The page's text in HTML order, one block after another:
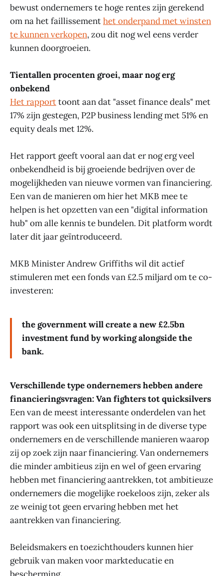
bewust ondernemers te hoge rentes zijn gerekend
om na het faillissementhet onderpand met winsten
te kunnen verkopen, zou dit nog wel eens verder
kunnen doorgroeien.
Tientallen procenten groei, maar nog erg
onbekend
Het rapporttoont aan dat "asset finance deals" met
17% zijn gestegen, P2P business lending met 51% en
equity deals met 12%.
Het rapport geeft vooral aan dat er nog erg veel
onbekendheid is bij groeiende bedrijven over de
mogelijkheden van nieuwe vormen van financiering.
Een van de manieren om hier het MKB mee te
helpen is het opzetten van een "digital information
hub" om alle kennis te bundelen. Dit platform wordt
later dit jaar geïntroduceerd.
MKB Minister Andrew Griffiths wil dit actief
stimuleren met een fonds van £2.5 miljard om te co-
investeren:
the government will create a new £2.5bn
investment fund by working alongside the
bank.
Verschillende type ondernemers hebben andere
financieringsvragen: Van fighters tot quicksilvers
Een van de meest interessante onderdelen van het
rapport was ook een uitsplitsing in de diverse type
ondernemers en de verschillende manieren waarop
zij op zoek zijn naar financiering. Van ondernemers
die minder ambitieus zijn en wel of geen ervaring
hebben met financiering aantrekken, tot ambitieuze
ondernemers die mogelijke roekeloos zijn, zeker als
ze weinig tot geen ervaring hebben met het
aantrekken van financiering.
Beleidsmakers en toezichthouders kunnen hier
gebruik van maken voor markteducatie en